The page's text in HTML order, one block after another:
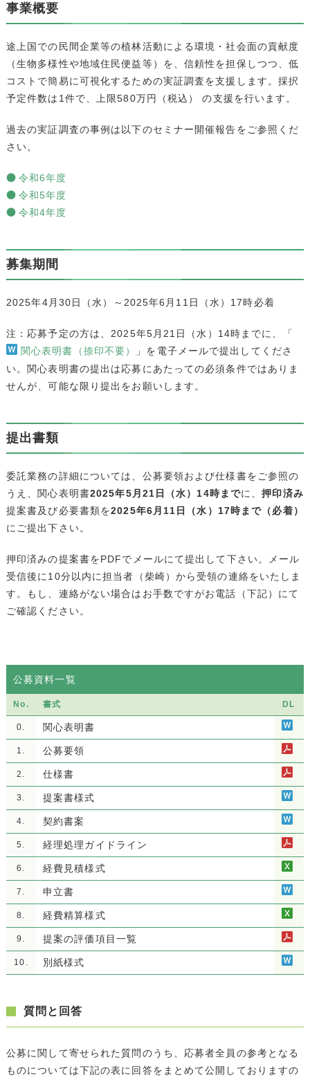
事業概要
途上国での民間企業等の植林活動による環境・社会面の貢献度
（生物多様性や地域住民便益等）を、信頼性を担保しつつ、低
コストで簡易に可視化するための実証調査を支援します。採択
予定件数は1件で、上限580万円（税込） の支援を行います。
過去の実証調査の事例は以下のセミナー開催報告をご参照くだ
さい。
令和6年度
令和5年度
令和4年度
募集期間
2025年4月30日（水）～2025年6月11日（水）17時必着
注：応募予定の方は、2025年5月21日（水）14時までに、「
関心表明書（捺印不要）
」を電子メールで提出してくださ
い。関心表明書の提出は応募にあたっての必須条件ではありま
せんが、可能な限り提出をお願いします。
提出書類
委託業務の詳細については、公募要領および仕様書をご参照の
うえ、関心表明書2025年5月21日（水）14時までに、押印済み
提案書及び必要書類を2025年6月11日（水）17時まで（必着）
にご提出下さい。
押印済みの提案書をPDFでメールにて提出して下さい。メール
受信後に10分以内に担当者（柴崎）から受領の連絡をいたしま
す。もし、連絡がない場合はお手数ですがお電話（下記）にて
ご確認ください。
公募資料一覧
No. 書式 DL
0. 関心表明書
1. 公募要領
2. 仕様書
3. 提案書様式
4. 契約書案
5. 経理処理ガイドライン
6. 経費見積様式
7. 申立書
8. 経費精算様式
9. 提案の評価項目一覧
10. 別紙様式
質問と回答
公募に関して寄せられた質問のうち、応募者全員の参考となる
ものについては下記の表に回答をまとめて公開しておりますの